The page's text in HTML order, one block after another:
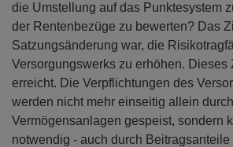
die Umstellung auf das Punktesystem
der Rentenbezüge zu bewerten? Das
Satzungsänderung war, die
Versorgungswerks zu erhöhen. Dieses
erreicht. Die Verpflichtungen des
werden nicht mehr einseitig allein durch
Vermögensanlagen gespeist, sondern
notwendig - auch durch Beitragsanteile